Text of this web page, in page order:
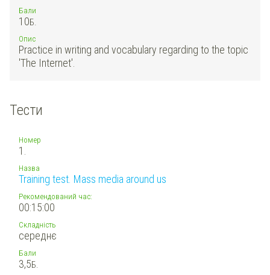
Бали
10Б.
Опис
Practice in writing and vocabulary regarding to the topic
'The Internet'.
Тести
Номер
1.
Назва
Training test. Mass media around us
Рекомендований час:
00:15:00
Складність
середнє
Бали
3,5Б.